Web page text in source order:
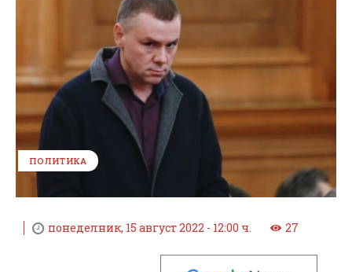
ПОЛИТИКА
понеделник, 15 август 2022 - 12:00 ч. 27